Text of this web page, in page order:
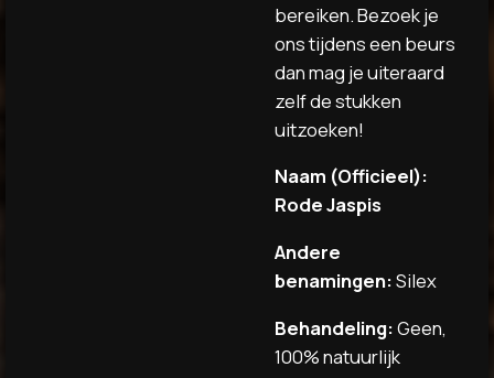
bereiken. Bezoek je
ons tijdens een beurs
dan mag je uiteraard
zelf de stukken
uitzoeken!
Naam (Officieel):
Rode Jaspis
Andere
benamingen:Silex
Behandeling:Geen,
100% natuurlijk